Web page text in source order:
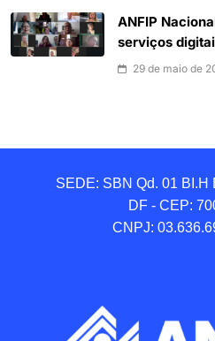
ANFIP
serviços
29 de maio de
SEDE: SBN Qd. 01 BI.H
DF - CEP:
CNPJ: